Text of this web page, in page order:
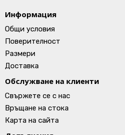
Информация
Общи условия
Поверителност
Размери
Доставка
Обслужване на клиенти
Свържете се с нас
Връщане на стока
Карта на сайта